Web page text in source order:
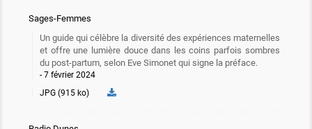
Sages-Femmes
Un guide qui célèbre la diversité des expériences maternelles
et offre une lumière douce dans les coins parfois sombres
du post-partum, selon Eve Simonet qui signe la préface.
7 février 2024
JPG (915 ko)